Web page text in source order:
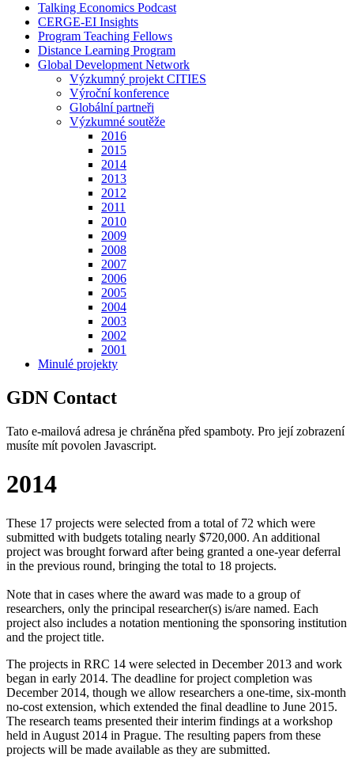
Talking Economics Podcast
CERGE-EI Insights
Program Teaching Fellows
Distance Learning Program
Global Development Network
Výzkumný projekt CITIES
Výroční konference
Globální partneři
Výzkumné soutěže
2016
2015
2014
2013
2012
2011
2010
2009
2008
2007
2006
2005
2004
2003
2002
2001
Minulé projekty
GDN Contact
Tato e-mailová adresa je chráněna před spamboty. Pro její zobrazení
musíte mít povolen Javascript.
2014
These 17 projects were selected from a total of 72 which were
submitted with budgets totaling nearly $720,000. An additional
project was brought forward after being granted a one-year deferral
in the previous round, bringing the total to 18 projects.
Note that in cases where the award was made to a group of
researchers, only the principal researcher(s) is/are named. Each
project also includes a notation mentioning the sponsoring institution
and the project title.
The projects in RRC 14 were selected in December 2013 and work
began in early 2014. The deadline for project completion was
December 2014, though we allow researchers a one-time, six-month
no-cost extension, which extended the final deadline to June 2015.
The research teams presented their interim findings at a workshop
held in August 2014 in Prague. The resulting papers from these
projects will be made available as they are submitted.